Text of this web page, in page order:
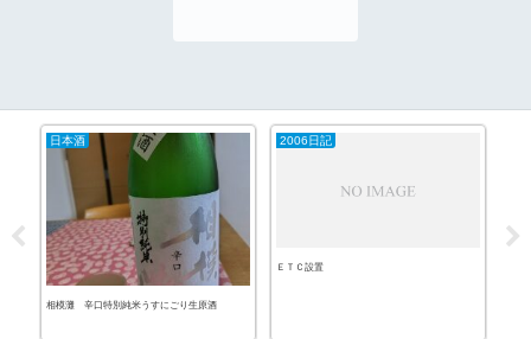
日本酒
相模灘 辛口特別純米うすにごり生原酒
2006日記
ＥＴＣ設置